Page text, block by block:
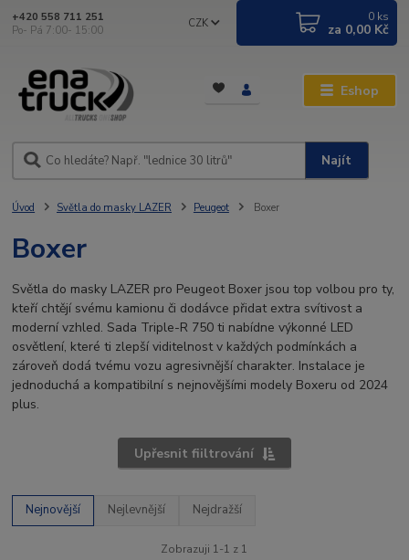
Eshop
CZK
Najít
+420 558 711 251
Po- Pá 7:00- 15:00
0 ks
za 0,00 Kč
Úvod Světla do masky LAZER Peugeot Boxer
Boxer
Světla do masky LAZER pro Peugeot Boxer jsou top volbou pro ty,
kteří chtějí svému kamionu či dodávce přidat extra svítivost a
moderní vzhled. Sada Triple-R 750 ti nabídne výkonné LED
osvětlení, které ti zlepší viditelnost v každých podmínkách a
zároveň dodá tvému vozu agresivnější charakter. Instalace je
jednoduchá a kompatibilní s nejnovějšími modely Boxeru od 2024
plus.
Upřesnit fiiltrování
Nejnovější Nejlevnější Nejdražší
Zobrazuji 1-1 z 1